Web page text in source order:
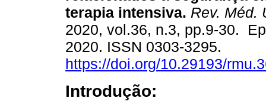
terapia intensiva. Rev. Méd.
2020, vol.36, n.3, pp.9-30.
2020. ISSN 0303-3295.
https://doi.org/10.29193/
Introdução: